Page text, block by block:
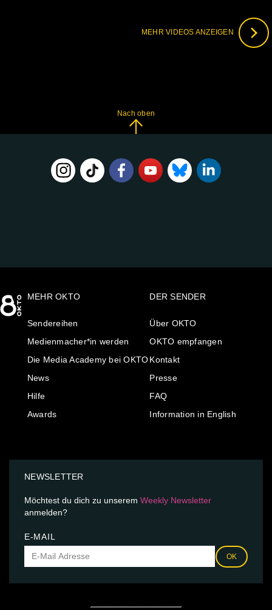
MEHR VIDEOS ANZEIGEN
Nach oben
MEHR OKTO
Sendereihen
Medienmacher*in werden
Die Media Academy bei OKTO
News
Hilfe
Awards
DER SENDER
Über OKTO
OKTO empfangen
Kontakt
Presse
FAQ
Information in English
NEWSLETTER
Möchtest du dich zu unserem Weekly Newsletter
anmelden?
E-MAIL
OK